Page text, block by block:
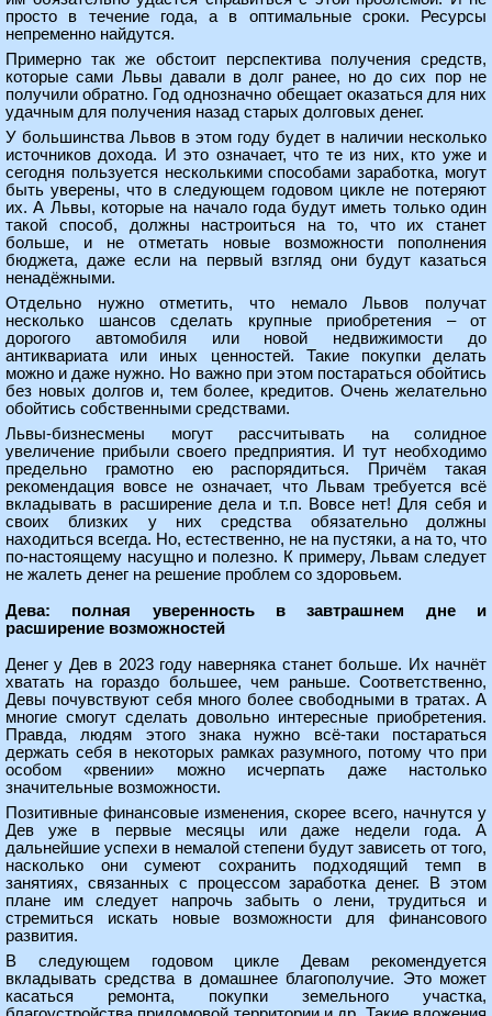
просто в течение года, а в оптимальные сроки. Ресурсы
непременно найдутся.
Примерно так же обстоит перспектива получения средств,
которые сами Львы давали в долг ранее, но до сих пор не
получили обратно. Год однозначно обещает оказаться для них
удачным для получения назад старых долговых денег.
У большинства Львов в этом году будет в наличии несколько
источников дохода. И это означает, что те из них, кто уже и
сегодня пользуется несколькими способами заработка, могут
быть уверены, что в следующем годовом цикле не потеряют
их. А Львы, которые на начало года будут иметь только один
такой способ, должны настроиться на то, что их станет
больше, и не отметать новые возможности пополнения
бюджета, даже если на первый взгляд они будут казаться
ненадёжными.
Отдельно нужно отметить, что немало Львов получат
несколько шансов сделать крупные приобретения – от
дорогого автомобиля или новой недвижимости до
антиквариата или иных ценностей. Такие покупки делать
можно и даже нужно. Но важно при этом постараться обойтись
без новых долгов и, тем более, кредитов. Очень желательно
обойтись собственными средствами.
Львы-бизнесмены могут рассчитывать на солидное
увеличение прибыли своего предприятия. И тут необходимо
предельно грамотно ею распорядиться. Причём такая
рекомендация вовсе не означает, что Львам требуется всё
вкладывать в расширение дела и т.п. Вовсе нет! Для себя и
своих близких у них средства обязательно должны
находиться всегда. Но, естественно, не на пустяки, а на то, что
по-настоящему насущно и полезно. К примеру, Львам следует
не жалеть денег на решение проблем со здоровьем.
Дева: полная уверенность в завтрашнем дне и
расширение возможностей
Денег у Дев в 2023 году наверняка станет больше. Их начнёт
хватать на гораздо большее, чем раньше. Соответственно,
Девы почувствуют себя много более свободными в тратах. А
многие смогут сделать довольно интересные приобретения.
Правда, людям этого знака нужно всё-таки постараться
держать себя в некоторых рамках разумного, потому что при
особом «рвении» можно исчерпать даже настолько
значительные возможности.
Позитивные финансовые изменения, скорее всего, начнутся у
Дев уже в первые месяцы или даже недели года. А
дальнейшие успехи в немалой степени будут зависеть от того,
насколько они сумеют сохранить подходящий темп в
занятиях, связанных с процессом заработка денег. В этом
плане им следует напрочь забыть о лени, трудиться и
стремиться искать новые возможности для финансового
развития.
В следующем годовом цикле Девам рекомендуется
вкладывать средства в домашнее благополучие. Это может
касаться ремонта, покупки земельного участка,